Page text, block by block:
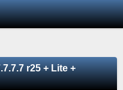
r25 + Lite +